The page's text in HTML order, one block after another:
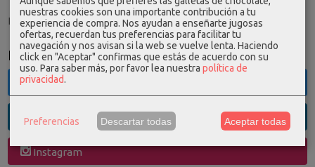
El carrito de la compra está vacío
Redes Sociales
Twitter
Linkedin
Instagram
nuestras cookies son una importante contribución a tu
experiencia de compra. Nos ayudan a enseñarte jugosas
ofertas, recuerdan tus preferencias para facilitar tu
navegación y nos avisan si la web se vuelve lenta. Haciendo
click en "Aceptar" confirmas que estás de acuerdo con su
uso. Para saber más, por favor lea nuestra política de
privacidad.
Preferencias Descartar todas Aceptar todas